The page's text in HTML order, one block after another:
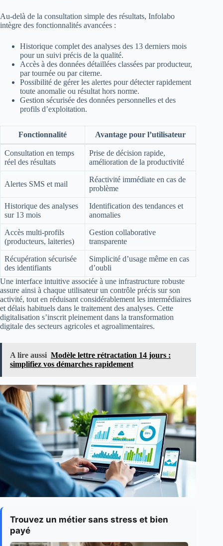
Au-delà de la consultation simple des résultats, Infolabo
intègre des fonctionnalités avancées :
Historique complet des analyses des 13 derniers mois
pour un suivi précis de la qualité.
Accès à des données détaillées classées par producteur,
par tournée ou par citerne.
Possibilité de gérer les alertes pour détecter rapidement
toute anomalie ou résultat hors norme.
Gestion sécurisée des données personnelles et des
profils d’exploitation.
Fonctionnalité Avantage pour l’utilisateur
Consultation en temps
réel des résultats
Prise de décision rapide,
amélioration de la productivité
Alertes SMS et mail
Réactivité immédiate en cas de
problème
Historique des analyses
sur 13 mois
Identification des tendances et
anomalies
Accès multi-profils
(producteurs, laiteries)
Gestion collaborative
transparente
Récupération sécurisée
des identifiants
Simplicité d’usage même en cas
d’oubli
Une interface intuitive associée à une infrastructure robuste
assure ainsi à chaque utilisateur un contrôle précis sur son
activité, tout en réduisant considérablement les intermédiaires
et délais habituels dans le traitement des analyses. Cette
digitalisation s’inscrit pleinement dans la transformation
digitale des secteurs agricoles et agroalimentaires.
A lire aussi Modèle lettre rétractation 14 jours :
simplifiez vos démarches rapidement
Trouvez un métier sans stress et bien
payé